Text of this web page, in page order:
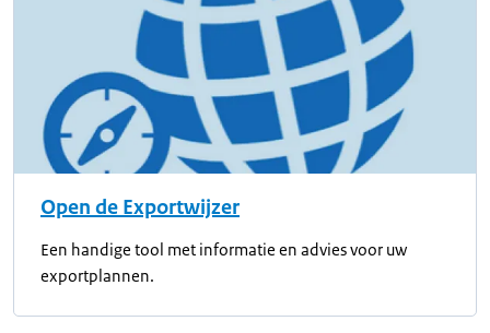
Open de Exportwijzer
Een handige tool met informatie en advies voor uw
exportplannen.